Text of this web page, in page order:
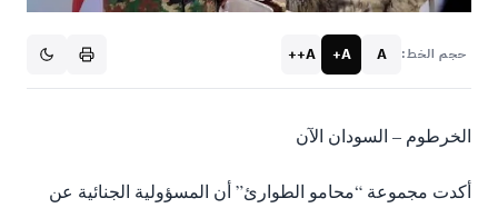
حجم الخط: A
A+
A++
الخرطوم – السودان الآن
أكدت مجموعة “محامو الطوارئ” أن المسؤولية الجنائية عن